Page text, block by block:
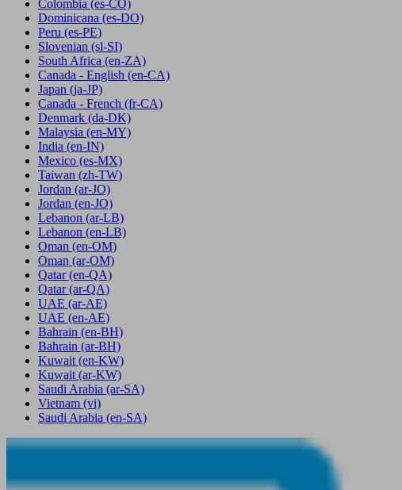
Colombia (es-CO)
Dominicana (es-DO)
Peru (es-PE)
Slovenian (sl-SI)
South Africa (en-ZA)
Canada - English (en-CA)
Japan (ja-JP)
Canada - French (fr-CA)
Denmark (da-DK)
Malaysia (en-MY)
India (en-IN)
Mexico (es-MX)
Taiwan (zh-TW)
Jordan (ar-JO)
Jordan (en-JO)
Lebanon (ar-LB)
Lebanon (en-LB)
Oman (en-OM)
Oman (ar-OM)
Qatar (en-QA)
Qatar (ar-QA)
UAE (ar-AE)
UAE (en-AE)
Bahrain (en-BH)
Bahrain (ar-BH)
Kuwait (en-KW)
Kuwait (ar-KW)
Saudi Arabia (ar-SA)
Vietnam (vi)
Saudi Arabia (en-SA)